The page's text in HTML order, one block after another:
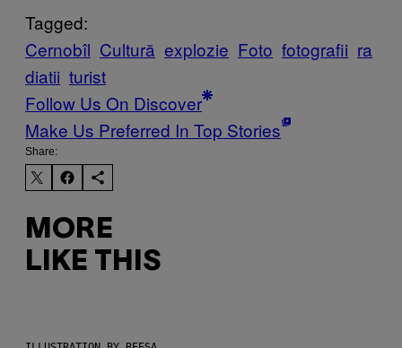
Tagged:
Cernobîl Cultură explozie Foto fotografii ra
diatii turist
Follow Us On Discover
Make Us Preferred In Top Stories
Share:
MORE
LIKE THIS